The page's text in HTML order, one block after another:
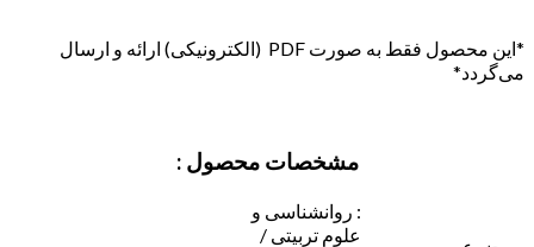
*این محصول فقط به صورت PDF (الکترونیکی) ارائه و ارسال
می‌گردد*
مشخصات محصول :
: روانشناسی و
علوم تربیتی /